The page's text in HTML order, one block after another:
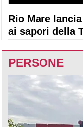
Rio Mare
ai sapori della
PERSONE